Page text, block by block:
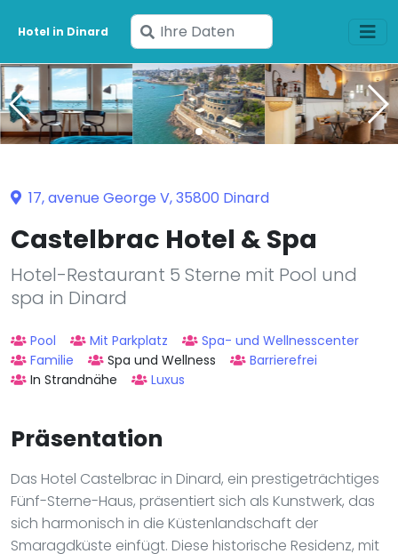
Hotel in Dinard
Geben
Sie
Ihre
Daten
ein
17, avenue George V, 35800 Dinard
Castelbrac Hotel & Spa
Hotel-Restaurant 5 Sterne mit Pool und
spa in Dinard
Pool Mit Parkplatz
Spa- und Wellnesscenter
Familie
Spa und Wellness
Barrierefrei
In Strandnähe
Luxus
Präsentation
Das Hotel Castelbrac in Dinard, ein prestigeträchtiges
Fünf-Sterne-Haus, präsentiert sich als Kunstwerk, das
sich harmonisch in die Küstenlandschaft der
Smaragdküste einfügt. Diese historische Residenz, mit